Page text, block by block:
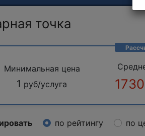
точка
Минимальная цена
1 руб/услуга
по рейтингу по